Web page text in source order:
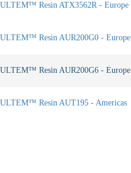
ULTEM™ Resin ATX3562R - Europe
ULTEM™ Resin AUR200G0 - Europe
ULTEM™ Resin AUR200G6 - Europe
ULTEM™ Resin AUT195 - Americas